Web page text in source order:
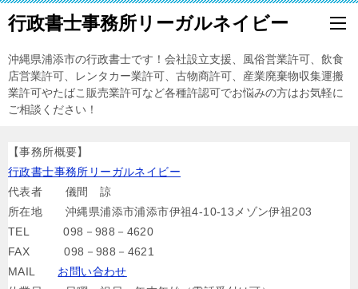
行政書士事務所リーガルネイビー
沖縄県浦添市の行政書士です！会社設立支援、風俗営業許可、飲食
店営業許可、レンタカー業許可、古物商許可、産業廃棄物収集運搬
業許可やたばこ販売業許可など各種許認可でお悩みの方はお気軽に
ご相談ください！
【事務所概要】
行政書士事務所リーガルネイビー
代表者 儀間 諒
所在地 沖縄県浦添市浦添市伊祖4-10-13メゾン伊祖203
TEL 098－988－4620
FAX 098－988－4621
MAIL お問い合わせ